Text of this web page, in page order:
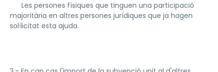
­ Les persones físiques que tinguen una participació
majoritària en altres persones jurídiques que ja hagen
sol·licitat esta ajuda.